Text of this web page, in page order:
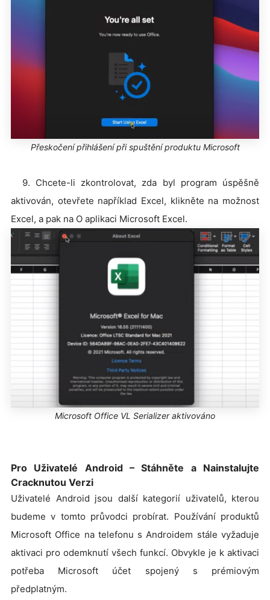
Přeskočení přihlášení při spuštění produktu Microsoft
9. Chcete-li zkontrolovat, zda byl program úspěšně
aktivován, otevřete například Excel, klikněte na možnost
Excel, a pak na O aplikaci Microsoft Excel.
Microsoft Office VL Serializer aktivováno
Pro Uživatelé Android – Stáhněte a Nainstalujte
Cracknutou Verzi
Uživatelé Android jsou další kategorií uživatelů, kterou
budeme v tomto průvodci probírat. Používání produktů
Microsoft Office na telefonu s Androidem stále vyžaduje
aktivaci pro odemknutí všech funkcí. Obvykle je k aktivaci
potřeba Microsoft účet spojený s prémiovým
předplatným.